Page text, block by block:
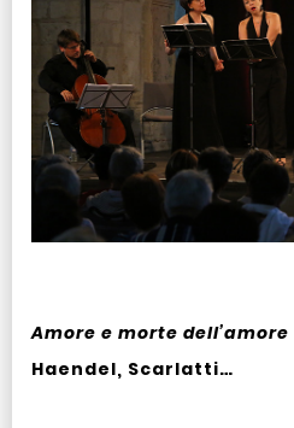
Amore e morte dell’amore
Haendel, Scarlatti…